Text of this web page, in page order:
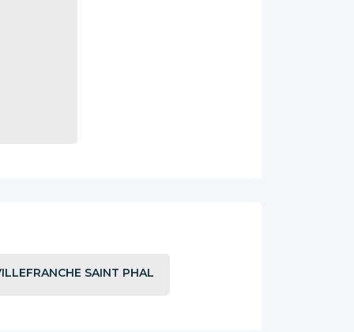
SAINT PHAL